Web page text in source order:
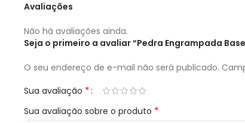
Avaliações
Não há avaliações ainda.
Seja o primeiro a avaliar “Pedra Engrampada
O seu endereço de e-mail não será publicado.
Sua avaliação *
Sua avaliação sobre o produto *